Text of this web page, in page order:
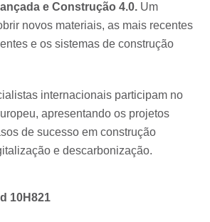
e Construção 4.0. Um
novos materiais, as mais recentes
e os sistemas de construção
internacionais participam no
apresentando os projetos
de sucesso em construção
e descarbonização.
10H821